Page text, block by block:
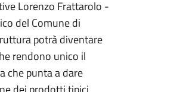
Lorenzo Frattarolo -
del Comune di
potrà diventare
rendono unico il
che punta a dare